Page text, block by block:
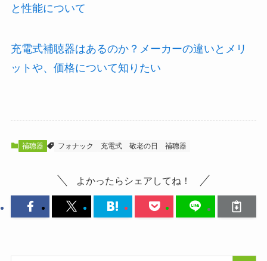
と性能について
充電式補聴器はあるのか？メーカーの違いとメリ
ットや、価格について知りたい
補聴器 フォナック 充電式 敬老の日 補聴器
よかったらシェアしてね！